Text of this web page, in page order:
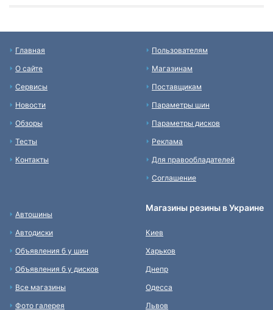
Главная
О сайте
Сервисы
Новости
Обзоры
Тесты
Контакты
Пользователям
Магазинам
Поставщикам
Параметры шин
Параметры дисков
Реклама
Для правообладателей
Соглашение
Автошины
Автодиски
Объявления б у шин
Объявления б у дисков
Все магазины
Фото галерея
Магазины резины в Украине
Киев
Харьков
Днепр
Одесса
Львов